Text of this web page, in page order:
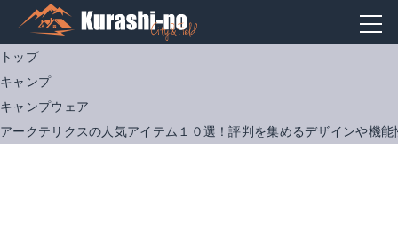
トップ
キャンプ
キャンプウェア
アークテリクスの人気アイテム１０選！評判を集めるデザインや機